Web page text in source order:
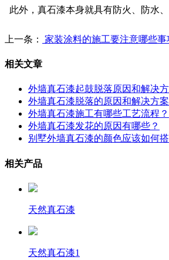
此外，真石漆本身就具有防火、防水
上一条： 家装涂料的施工要注意哪些事
相关文章
外墙真石漆起鼓脱落原因和解决
外墙真石漆脱落的原因和解决方案
外墙真石漆施工有哪些工艺流程？
外墙真石漆发花的原因有哪些？
别墅外墙真石漆的颜色应该如何搭
相关产品
天然真石漆
天然真石漆1